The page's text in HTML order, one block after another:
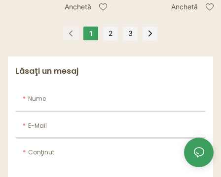
de hârtie pentru băut
plastic din fabrică cu
ridicata Cană cu perete
Anchetă
personalizată, cești de
fierbinte.
Anchetă
1 2 3
Lăsaţi un mesaj
Nume
E-Mail
Conţinut